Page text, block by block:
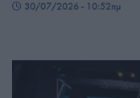
30/07/2026 - 10:52πμ